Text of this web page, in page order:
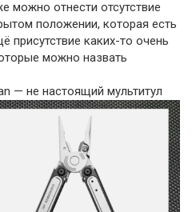
можно отнести отсутствие
положении, которая есть
присутствие каких-то очень
можно назвать
— не настоящий мультитул